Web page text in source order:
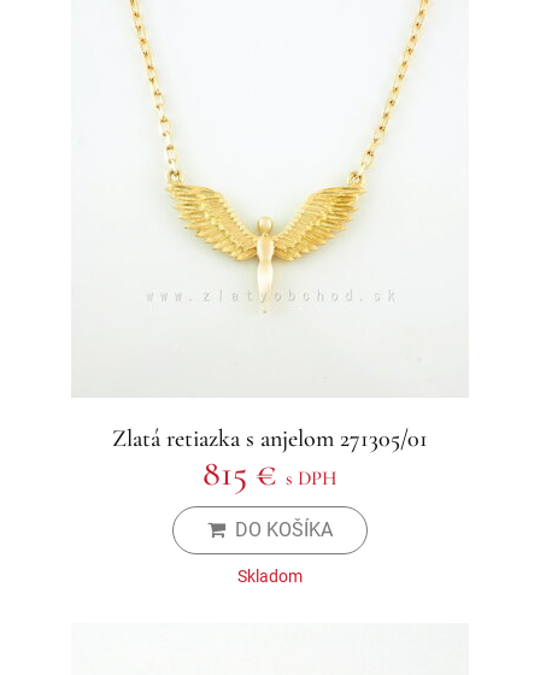
Zlatá retiazka s anjelom 271305/01
815 € s DPH
DO KOŠÍKA
Skladom